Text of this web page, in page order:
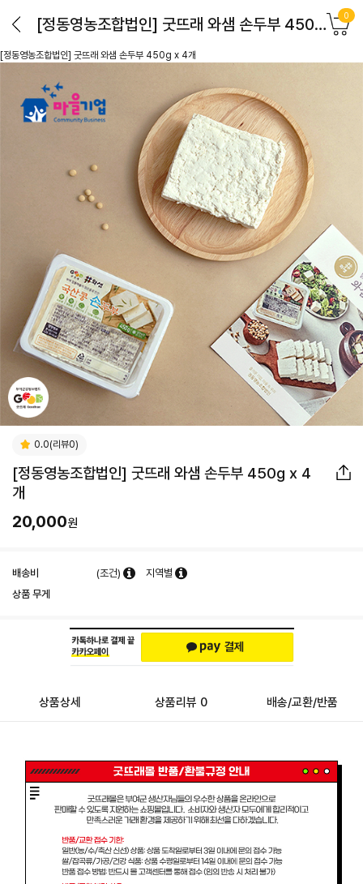
[정동영농조합법인] 굿뜨래 와샘 손두부 450g x 4개 0
[정동영농조합법인] 굿뜨래 와샘 손두부 450g x 4개
0.0(리뷰0)
[정동영농조합법인] 굿뜨래 와샘 손두부 450g x 4
개
20,000원
배송비 (조건)
지역별
상품 무게
상품상세 상품리뷰 0 배송/교환/반품